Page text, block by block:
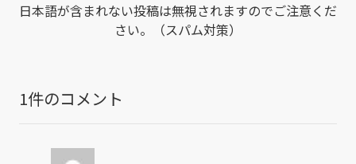
日本語が含まれない投稿は無視されますのでご注意くだ
さい。（スパム対策）
1件のコメント